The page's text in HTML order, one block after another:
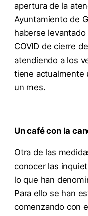
apertura de la
Ayuntamiento de
haberse
COVID de cierre
atendiendo a los
tiene actualmente
un mes.
Un café con la
Otra de las
conocer las
lo que han
Para ello se han
comenzando con